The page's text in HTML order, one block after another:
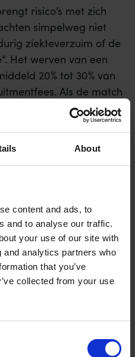
About
content and ads, to
and to analyse our traffic.
your use of our site with
analytics partners who
that you’ve
collected from your use
risico’s met zich
simpelweg niet
ziekteverzuim of de
Het werven van een
20% tot 30% van
Als de match
te werken, is die
interim manager biedt
zijn behaald.
van een
we vaak een
werkelijke kosten van
betekent dat een
extra lasten bestaan